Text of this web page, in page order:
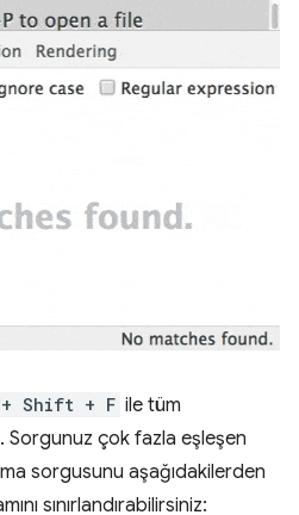
Shift + F ile tüm
Sorgunuz çok fazla eşleşen
sorgusunu aşağıdakilerden
sınırlandırabilirsiniz: